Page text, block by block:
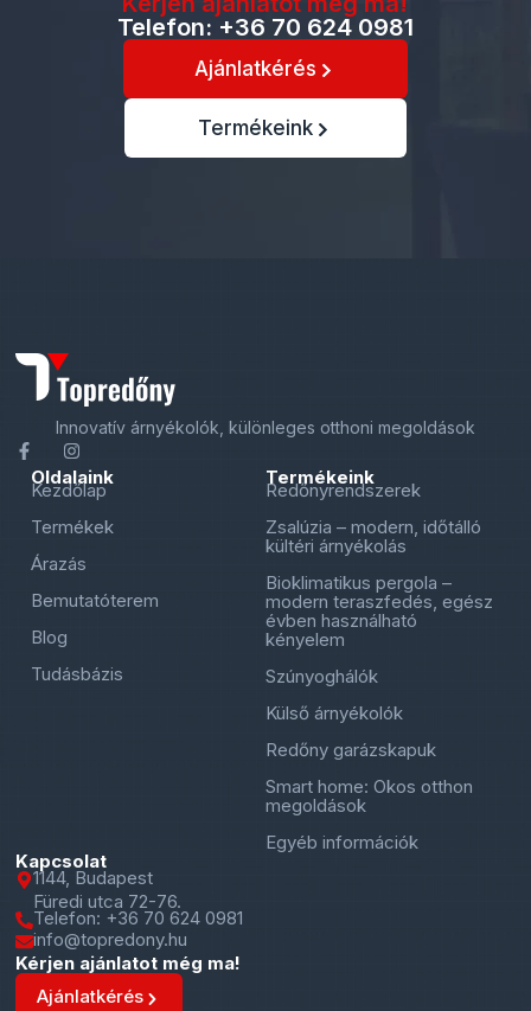
Telefon: +36 70 624 0981
Ajánlatkérés
Termékeink
Innovatív árnyékolók, különleges otthoni megoldások
Oldalaink
Kezdőlap
Termékek
Árazás
Bemutatóterem
Blog
Tudásbázis
Termékeink
Redőnyrendszerek
Zsalúzia – modern, időtálló
kültéri árnyékolás
Bioklimatikus pergola –
modern teraszfedés, egész
évben használható
kényelem
Szúnyoghálók
Külső árnyékolók
Redőny garázskapuk
Smart home: Okos otthon
megoldások
Egyéb információk
Kapcsolat
1144, Budapest
Füredi utca 72-76.
Telefon: +36 70 624 0981
info@topredony.hu
Kérjen ajánlatot még ma!
Ajánlatkérés